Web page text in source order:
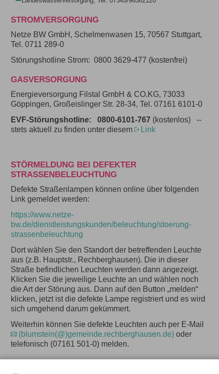
STROMVERSORGUNG
Netze BW GmbH, Schelmenwasen 15, 70567 Stuttgart,
Tel. 0711 289-0
Störungshotline Strom: 0800 3629-477 (kostenfrei)
GASVERSORGUNG
Energieversorgung Filstal GmbH & CO.KG, 73033
Göppingen, Großeislinger Str. 28-34, Tel. 07161 6101-0
EVF-Störungshotline: 0800-6101-767 (kostenlos) --
stets aktuell zu finden unter diesem
Link
STÖRMELDUNG BEI DEFEKTER
STRASSENBELEUCHTUNG
Defekte Straßenlampen können online über folgenden
Link gemeldet werden:
https://www.netze-
bw.de/dienstleistungskunden/beleuchtung/stoerung-
strassenbeleuchtung
Dort wählen Sie den Standort der betreffenden Leuchte
aus (z.B. Hauptstr., Rechberghausen). Die in dieser
Straße befindlichen Leuchten werden dann angezeigt.
Klicken Sie die jeweilige Leuchte an und wählen noch
die Art der Störung aus. Dann auf den Button „melden“
klicken, jetzt ist die defekte Lampe registriert und es wird
sich umgehend darum gekümmert.
Weiterhin können Sie defekte Leuchten auch per E-Mail
(blumstein(@)gemeinde.rechberghausen.de) oder
telefonisch (07161 501-0) melden.